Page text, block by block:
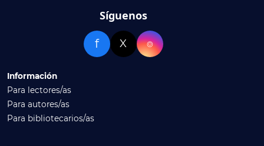
Síguenos
f X ⌾
Información
Para lectores/as
Para autores/as
Para bibliotecarios/as